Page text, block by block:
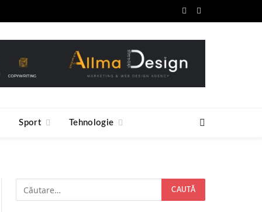
Facebook
RSS
Sport Tehnologie